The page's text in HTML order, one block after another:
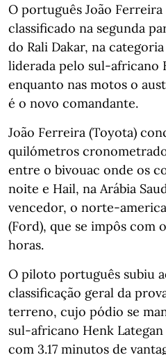
O português João
classificado na segunda
do Rali Dakar, na
liderada pelo sul-africano
enquanto nas motos o
é o novo comandante.
João Ferreira (Toyota)
quilómetros
entre o bivouac onde os
noite e Hail, na Arábia
vencedor, o norte-
(Ford), que se impôs com
horas.
O piloto português subiu
classificação geral da
terreno, cujo pódio se
sul-africano Henk
com 3.17 minutos de